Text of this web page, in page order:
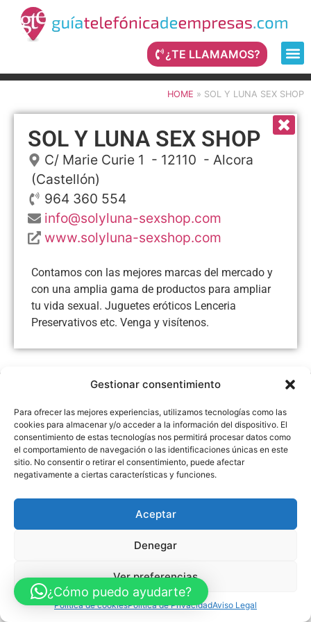
Gestionar consentimiento
Para ofrecer las mejores experiencias, utilizamos tecnologías como las
cookies para almacenar y/o acceder a la información del dispositivo. El
consentimiento de estas tecnologías nos permitirá procesar datos como
el comportamiento de navegación o las identificaciones únicas en este
sitio. No consentir o retirar el consentimiento, puede afectar
negativamente a ciertas características y funciones.
Aceptar
Denegar
Ver preferencias
Política de cookiesPolítica de PrivacidadAviso Legal
¿TE LLAMAMOS?
HOME » SOL Y LUNA SEX SHOP
SOL Y LUNA SEX SHOP
C/ Marie Curie 1 - 12110 -Alcora
(Castellón)
964 360 554
info@solyluna-sexshop.com
www.solyluna-sexshop.com
Contamos con las mejores marcas del mercado y
con una amplia gama de productos para ampliar
tu vida sexual. Juguetes eróticos Lenceria
Preservativos etc. Venga y visítenos.
Accesibilidad Mapa web
FINANCIADO POR LA UNIÓN EUROPEA CON EL PROGRAMA KIT
DIGITAL POR LOS FONDOS NEXT GENERATION (EU) DEL
MECANISMO DE RECUPERACIÓN Y RESILENCIA
© Guia Telefónica de Empresas – Todos los derechos reservados.
¿Cómo puedo ayudarte?